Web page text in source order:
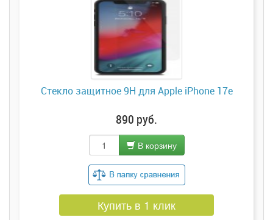
Стекло защитное 9H для Apple iPhone 17e
890 руб.
В корзину
Купить в 1 клик